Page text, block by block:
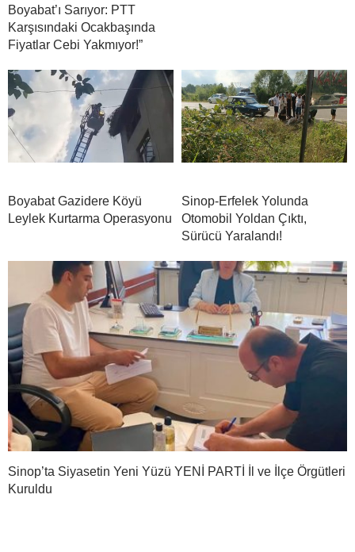
Boyabat’ı Sarıyor: PTT
Karşısındaki Ocakbaşında
Fiyatlar Cebi Yakmıyor!”
Boyabat Gazidere Köyü
Leylek Kurtarma Operasyonu
Sinop-Erfelek Yolunda
Otomobil Yoldan Çıktı,
Sürücü Yaralandı!
Sinop’ta Siyasetin Yeni Yüzü YENİ PARTİ İl ve İlçe Örgütleri
Kuruldu